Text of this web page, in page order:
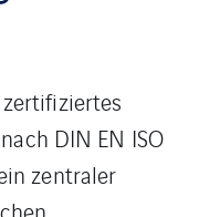
DIN EN ISO
zentraler